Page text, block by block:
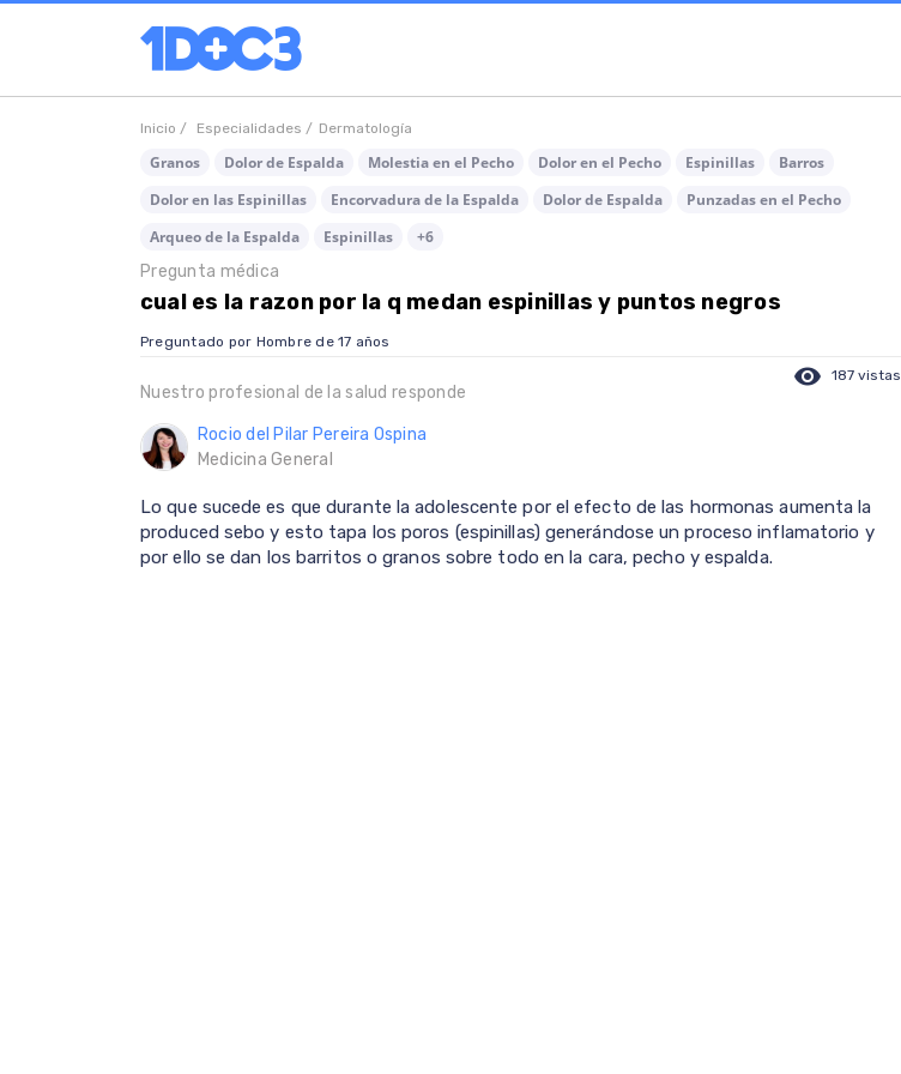
Inicio / Especialidades / Dermatología
Granos Dolor de Espalda Molestia en el Pecho Dolor en el Pecho Espinillas
Barros
Dolor en las Espinillas
Encorvadura de la Espalda Dolor de Espalda
Punzadas en el Pecho
Arqueo de la Espalda
Espinillas
+6
Pregunta médica
cual es la razon por la q medan espinillas y puntos negros
Preguntado por Hombre de 17 años
visibility 187 vistas
Nuestro profesional de la salud responde
Rocio del Pilar Pereira Ospina
Medicina General
Lo que sucede es que durante la adolescente por el efecto de las hormonas aumenta la
produced sebo y esto tapa los poros (espinillas) generándose un proceso inflamatorio y
por ello se dan los barritos o granos sobre todo en la cara, pecho y espalda.